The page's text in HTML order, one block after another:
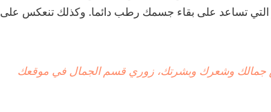
التي تساعد على بقاء جسمك رطب دائما. وكذلك تنعكس على
جمالك وشعرك وبشرتك، زوري قسم الجمال في موقعك